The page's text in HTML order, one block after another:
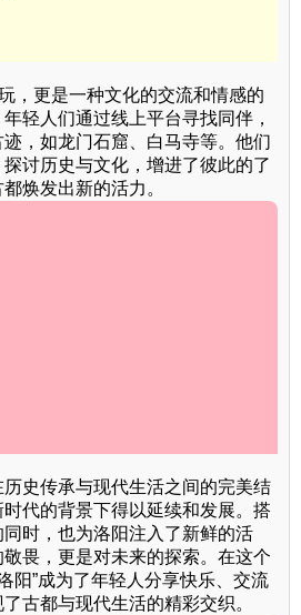
，更是一种文化的交流和情感的
轻人们通过线上平台寻找同伴，
，如龙门石窟、白马寺等。他们
讨历史与文化，增进了彼此的了
焕发出新的活力。
史传承与现代生活之间的完美结
代的背景下得以延续和发展。搭
时，也为洛阳注入了新鲜的活
畏，更是对未来的探索。在这个
阳”成为了年轻人分享快乐、交流
古都与现代生活的精彩交织。